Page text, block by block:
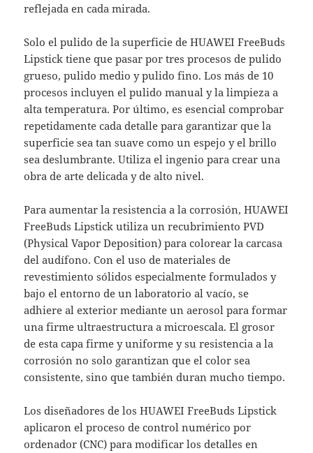
reflejada en cada mirada.
Solo el pulido de la superficie de HUAWEI FreeBuds
Lipstick tiene que pasar por tres procesos de pulido
grueso, pulido medio y pulido fino. Los más de 10
procesos incluyen el pulido manual y la limpieza a
alta temperatura. Por último, es esencial comprobar
repetidamente cada detalle para garantizar que la
superficie sea tan suave como un espejo y el brillo
sea deslumbrante. Utiliza el ingenio para crear una
obra de arte delicada y de alto nivel.
Para aumentar la resistencia a la corrosión, HUAWEI
FreeBuds Lipstick utiliza un recubrimiento PVD
(Physical Vapor Deposition) para colorear la carcasa
del audífono. Con el uso de materiales de
revestimiento sólidos especialmente formulados y
bajo el entorno de un laboratorio al vacío, se
adhiere al exterior mediante un aerosol para formar
una firme ultraestructura a microescala. El grosor
de esta capa firme y uniforme y su resistencia a la
corrosión no solo garantizan que el color sea
consistente, sino que también duran mucho tiempo.
Los diseñadores de los HUAWEI FreeBuds Lipstick
aplicaron el proceso de control numérico por
ordenador (CNC) para modificar los detalles en